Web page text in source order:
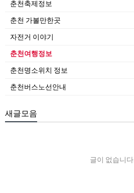
춘천축제정보
춘천 가볼만한곳
자전거 이야기
춘천여행정보
춘천명소위치 정보
춘천버스노선안내
새글모음
글이 없습니다.